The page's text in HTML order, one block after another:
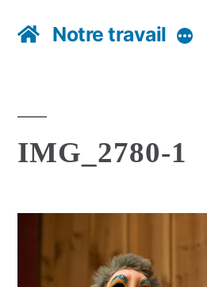
Notre travail Plus
IMG_2780-1